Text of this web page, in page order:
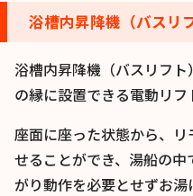
浴槽内昇降機（バスリ
浴槽内昇降機（バスリフ
の縁に設置できる電動リフ
座面に座った状態から、
せることができ、湯船の
がり動作を必要とせずお湯